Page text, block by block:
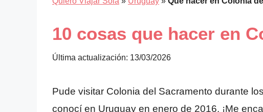
10 cosas que hacer en
Última actualización: 13/03/2026
Pude visitar Colonia del Sacramento durante
conocí en Uruguay en enero de 2016. ¡Me